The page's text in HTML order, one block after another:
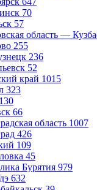
70
57
область —
255
236
52
край 1015
323
130
66
область 1007
426
109
45
Бурятия 979
632